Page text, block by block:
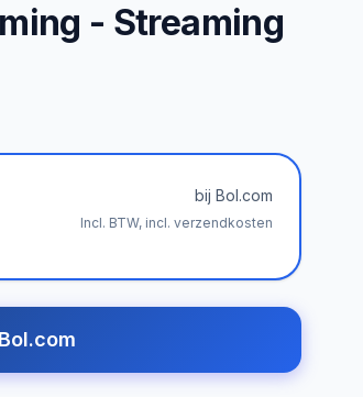
- Streaming
bij Bol.com
Incl. BTW, incl. verzendkosten